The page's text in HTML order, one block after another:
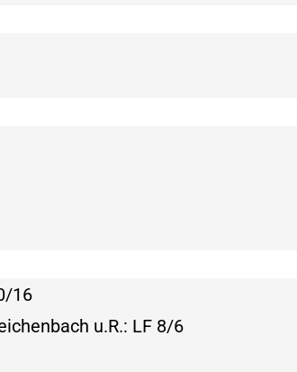
16
u.R.: LF 8/6